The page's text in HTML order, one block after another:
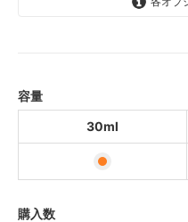
容量
30ml
購入数